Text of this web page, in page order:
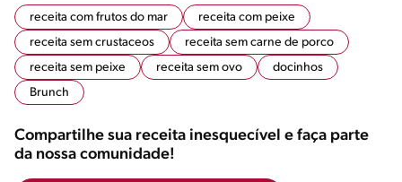
receita com frutos do mar
receita com peixe
receita sem crustaceos
receita sem carne de porco
receita sem peixe
receita sem ovo
docinhos
Brunch
Compartilhe sua receita inesquecível e faça parte
da nossa comunidade!